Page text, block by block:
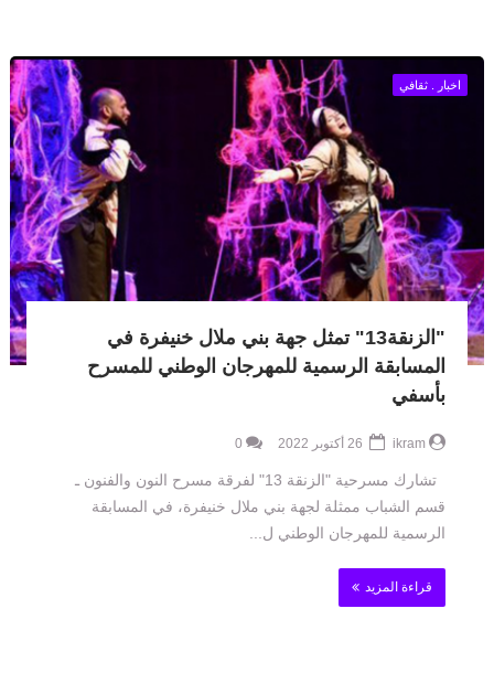
اخبار . ثقافي
"الزنقة13" تمثل جهة بني ملال خنيفرة في
المسابقة الرسمية للمهرجان الوطني للمسرح
بأسفي
ikram
0
تشارك مسرحية "الزنقة 13" لفرقة مسرح النون والفنون ـ
قسم الشباب ممثلة لجهة بني ملال خنيفرة، في المسابقة
الرسمية للمهرجان الوطني ل...
قراءة المزيد